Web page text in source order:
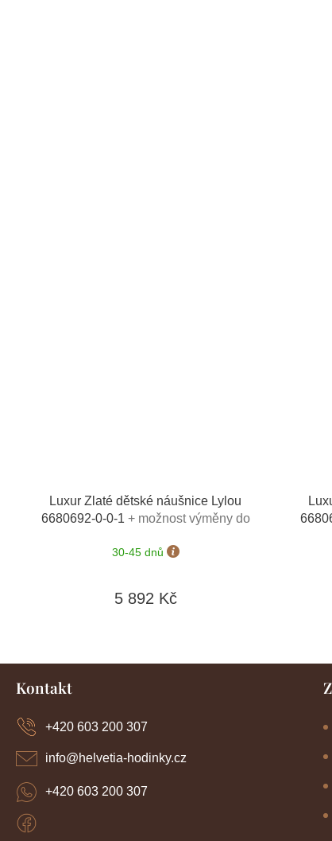
Luxur Zlaté dětské náušnice Lylou
6680692-0-0-1 + možnost výměny do
30-45 dnů
5 892 Kč
Kontakt
info@helvetia-hodinky.cz
+420 603 200 307
+420 603 200 307